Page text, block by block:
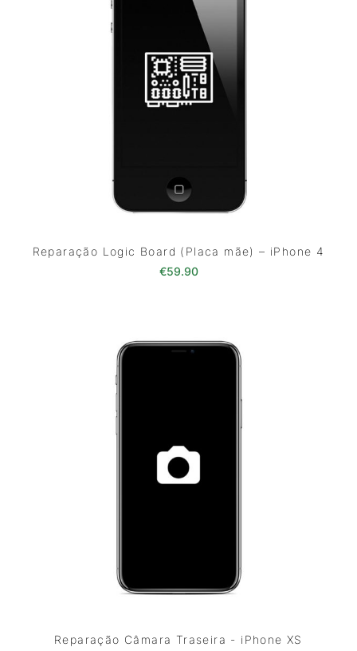
Reparação Logic Board (Placa mãe) – iPhone 4
€59.90
Reparação Câmara Traseira - iPhone XS